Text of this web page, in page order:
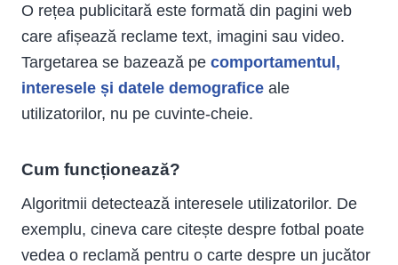
O rețea publicitară este formată din pagini web
care afișează reclame text, imagini sau video.
Targetarea se bazează pe comportamentul,
interesele și datele demografice ale
utilizatorilor, nu pe cuvinte-cheie.
Cum funcționează?
Algoritmii detectează interesele utilizatorilor. De
exemplu, cineva care citește despre fotbal poate
vedea o reclamă pentru o carte despre un jucător